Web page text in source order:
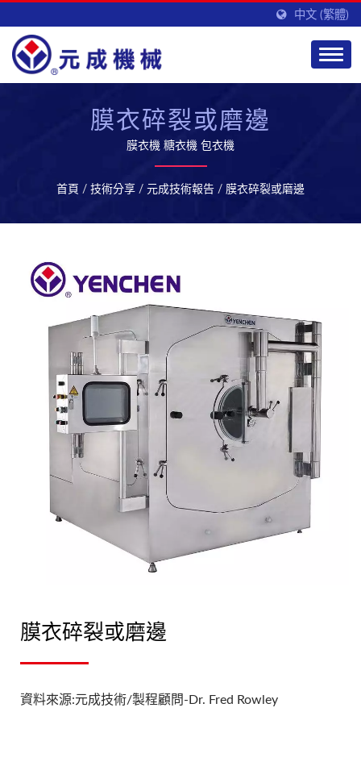
中文 (繁體)
膜衣碎裂或磨邊
膜衣機 糖衣機 包衣機
首頁 / 技術分享 / 元成技術報告 / 膜衣碎裂或磨邊
膜衣碎裂或磨邊
資料來源:元成技術/製程顧問-Dr. Fred Rowley